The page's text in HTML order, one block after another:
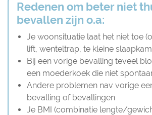
Redenen om beter niet
bevallen zijn o.a:
Je woonsituatie laat het niet toe
lift, wenteltrap, te kleine
Bij een vorige bevalling teveel
een moederkoek die niet
Andere problemen nav vorige
bevalling of bevallingen
Je BMI (combinatie lengte/